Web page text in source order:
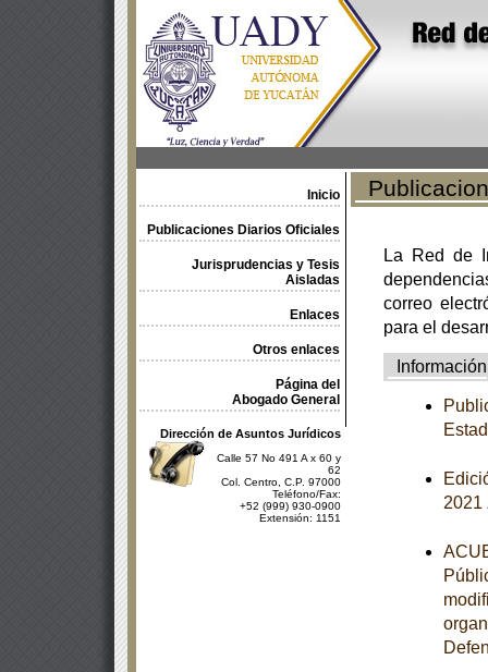
Inicio
Publicaciones Diarios Oficiales
Jurisprudencias y Tesis
Aisladas
Enlaces
Otros enlaces
Página del
Abogado General
Dirección de Asuntos Jurídicos
Calle 57 No 491 A x 60 y
62
Col. Centro, C.P. 97000
Teléfono/Fax:
+52 (999) 930-0900
Extensión: 1151
La Red de
correo
para el
Información
2021